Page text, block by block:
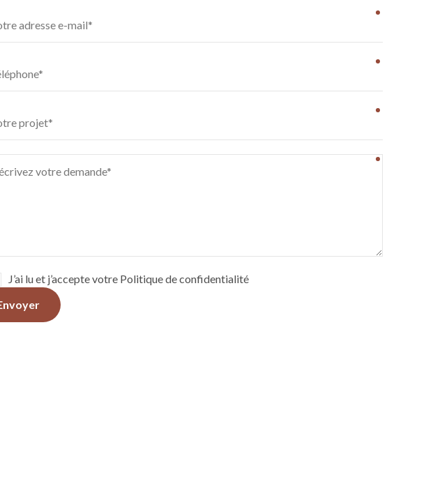
J’ai lu et j’accepte votre Politique de confidentialité